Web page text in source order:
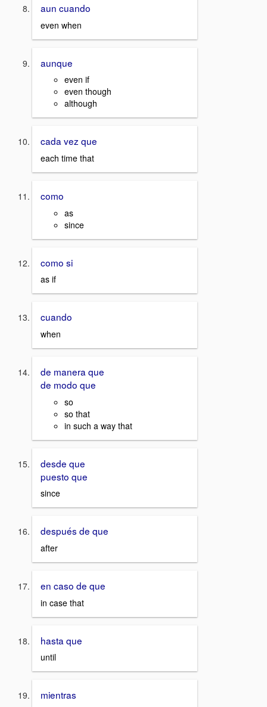
aun cuando
even when
aunque
even if
even though
although
cada vez que
each time that
como
as
since
como si
as if
cuando
when
de manera que
de modo que
so
so that
in such a way that
desde que
puesto que
since
después de que
after
en caso de que
in case that
hasta que
until
mientras